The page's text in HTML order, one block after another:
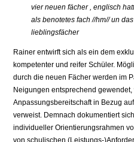
vier neuen fächer , englisch
als benotetes fach //hm// un
lieblingsfächer
Rainer entwirft sich als ein dem
kompetenter und reifer Schüler.
durch die neuen Fächer werden im
Neigungen entsprechend gewendet,
Anpassungsbereitschaft in Bezug
verweist. Demnach dokumentiert
individueller Orientierungsrahmen
von schulischen (Leistungs-